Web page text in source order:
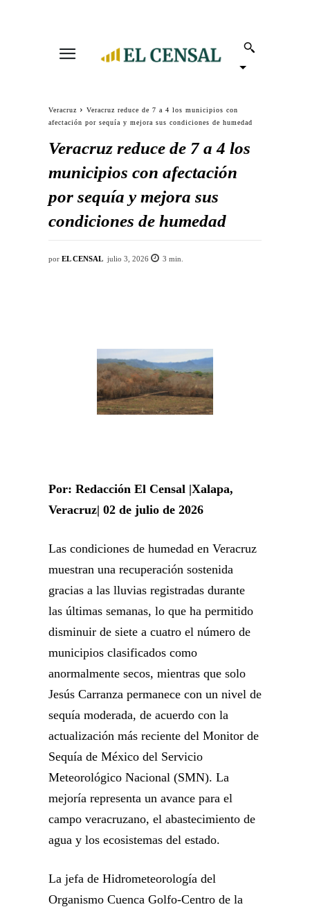
Veracruz
Veracruz reduce de 7 a 4 los municipios con
afectación por sequía y mejora sus condiciones de humedad
Veracruz reduce de 7 a 4 los
municipios con afectación
por sequía y mejora sus
condiciones de humedad
por EL CENSAL julio 3, 2026 3 min.
Por: Redacción El Censal |Xalapa,
Veracruz| 02 de julio de 2026
Las condiciones de humedad en Veracruz
muestran una recuperación sostenida
gracias a las lluvias registradas durante
las últimas semanas, lo que ha permitido
disminuir de siete a cuatro el número de
municipios clasificados como
anormalmente secos, mientras que solo
Jesús Carranza permanece con un nivel de
sequía moderada, de acuerdo con la
actualización más reciente del Monitor de
Sequía de México del Servicio
Meteorológico Nacional (SMN). La
mejoría representa un avance para el
campo veracruzano, el abastecimiento de
agua y los ecosistemas del estado.
La jefa de Hidrometeorología del
Organismo Cuenca Golfo-Centro de la